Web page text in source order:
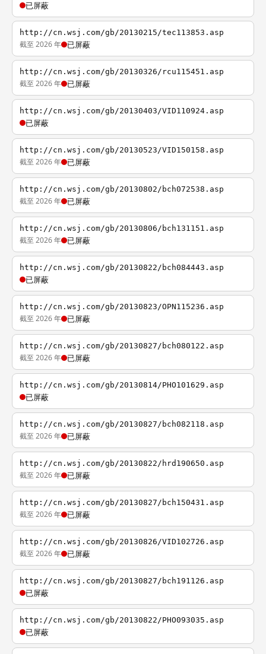
已屏蔽
http://cn.wsj.com/gb/20130215/tec113853.asp
截至 2026 年 已屏蔽
http://cn.wsj.com/gb/20130326/rcu115451.asp
截至 2026 年 已屏蔽
http://cn.wsj.com/gb/20130403/VID110924.asp
已屏蔽
http://cn.wsj.com/gb/20130523/VID150158.asp
截至 2026 年 已屏蔽
http://cn.wsj.com/gb/20130802/bch072538.asp
截至 2026 年 已屏蔽
http://cn.wsj.com/gb/20130806/bch131151.asp
截至 2026 年 已屏蔽
http://cn.wsj.com/gb/20130822/bch084443.asp
已屏蔽
http://cn.wsj.com/gb/20130823/OPN115236.asp
截至 2026 年 已屏蔽
http://cn.wsj.com/gb/20130827/bch080122.asp
截至 2026 年 已屏蔽
http://cn.wsj.com/gb/20130814/PHO101629.asp
已屏蔽
http://cn.wsj.com/gb/20130827/bch082118.asp
截至 2026 年 已屏蔽
http://cn.wsj.com/gb/20130822/hrd190650.asp
截至 2026 年 已屏蔽
http://cn.wsj.com/gb/20130827/bch150431.asp
截至 2026 年 已屏蔽
http://cn.wsj.com/gb/20130826/VID102726.asp
截至 2026 年 已屏蔽
http://cn.wsj.com/gb/20130827/bch191126.asp
已屏蔽
http://cn.wsj.com/gb/20130822/PHO093035.asp
已屏蔽